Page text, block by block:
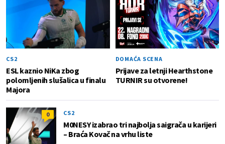
CS2
ESL kaznio NiKa zbog
polomljenih slušalica u finalu
Majora
DOMAĆA SCENA
Prijave za letnji Hearthstone
TURNIR su otvorene!
0 CS2
M0NESY izabrao tri najbolja saigrača u karijeri
– Braća Kovač na vrhu liste